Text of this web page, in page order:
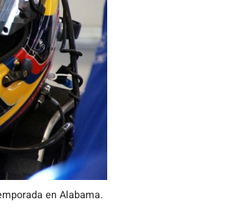
en Alabama.